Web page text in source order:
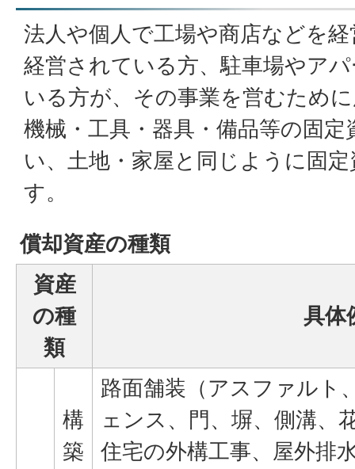
法人や個人で工場や商店などを
経営されている方、駐車場やア
いる方が、その事業を営むため
機械・工具・器具・備品等の固
い、土地・家屋と同じように固
す。
償却資産の種類
資産
の種
類
具体
構
築
路面舗装（アスファルト
ェンス、門、塀、側溝、
住宅の外構工事、屋外排